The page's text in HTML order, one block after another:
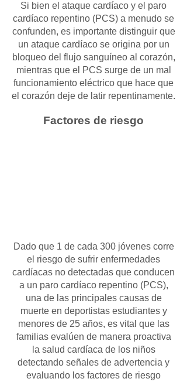
Si bien el ataque cardíaco y el paro
cardíaco repentino (PCS) a menudo se
confunden, es importante distinguir que
un ataque cardíaco se origina por un
bloqueo del flujo sanguíneo al corazón,
mientras que el PCS surge de un mal
funcionamiento eléctrico que hace que
el corazón deje de latir repentinamente.
Factores de riesgo
Dado que 1 de cada 300 jóvenes corre
el riesgo de sufrir enfermedades
cardíacas no detectadas que conducen
a un paro cardíaco repentino (PCS),
una de las principales causas de
muerte en deportistas estudiantes y
menores de 25 años, es vital que las
familias evalúen de manera proactiva
la salud cardíaca de los niños
detectando señales de advertencia y
evaluando los factores de riesgo